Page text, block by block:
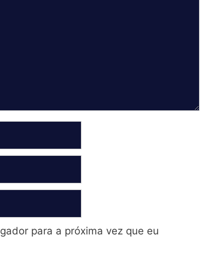
para a próxima vez que eu